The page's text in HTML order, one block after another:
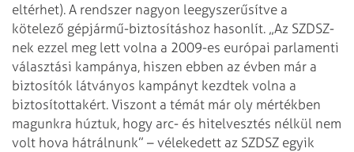
eltérhet). A rendszer nagyon leegyszerűsítve a
kötelező gépjármű-biztosításhoz hasonlít. „Az SZDSZ-
nek ezzel meg lett volna a 2009-es európai parlamenti
választási kampánya, hiszen ebben az évben már a
biztosítók látványos kampányt kezdtek volna a
biztosítottakért. Viszont a témát már oly mértékben
magunkra húztuk, hogy arc- és hitelvesztés nélkül nem
volt hova hátrálnunk” – vélekedett az SZDSZ egyik